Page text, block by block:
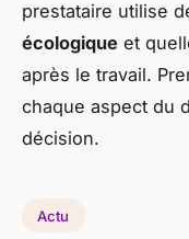
prestataire utilise
écologique et
après le travail.
chaque aspect du
décision.
Actu